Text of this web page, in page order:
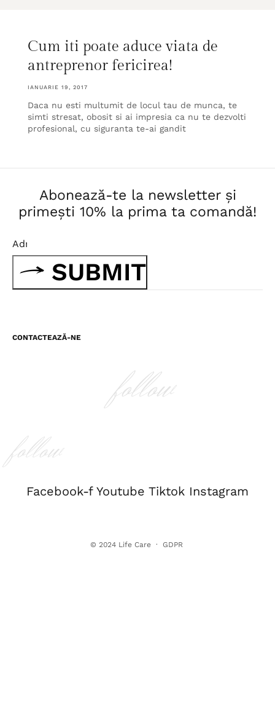
Cum iti poate aduce viata de
antreprenor fericirea!
IANUARIE 19, 2017
Daca nu esti multumit de locul tau de munca, te
simti stresat, obosit si ai impresia ca nu te dezvolti
profesional, cu siguranta te-ai gandit
Abonează-te la newsletter și
primești 10% la prima ta comandă!
SUBMIT
CONTACTEAZĂ-NE
follow
follow
Facebook-f Youtube Tiktok Instagram
© 2024 Life Care· GDPR